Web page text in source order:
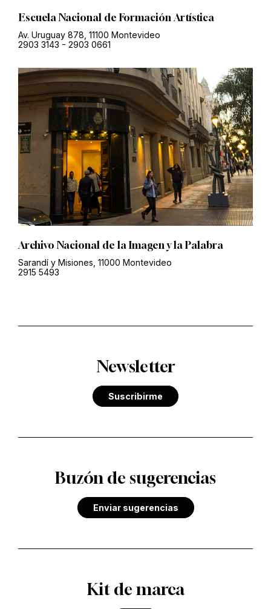
Escuela Nacional de Formación Artística
Av. Uruguay 878, 11100 Montevideo
2903 3143 - 2903 0661
Archivo Nacional de la Imagen y la Palabra
Sarandí y Misiones, 11000 Montevideo
2915 5493
Newsletter
Suscribirme
Buzón de sugerencias
Enviar sugerencias
Kit de marca